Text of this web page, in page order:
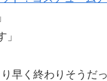
」
早く終わりそうだ